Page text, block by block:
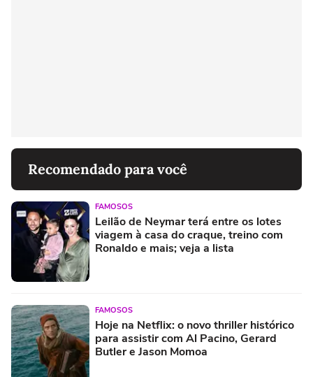
Recomendado para você
FAMOSOS
Leilão de Neymar terá entre os lotes
viagem à casa do craque, treino com
Ronaldo e mais; veja a lista
FAMOSOS
Hoje na Netflix: o novo thriller histórico
para assistir com Al Pacino, Gerard
Butler e Jason Momoa